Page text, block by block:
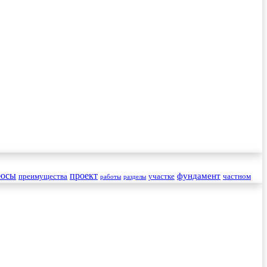
преимущества проект работы разделы участке фундамент частном